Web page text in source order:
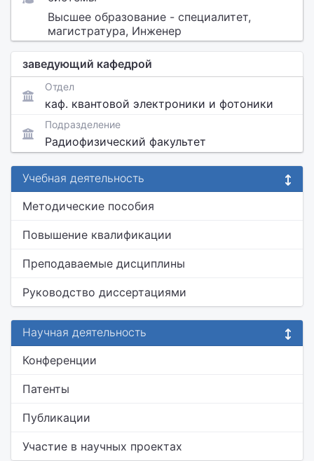
Высшее образование - специалитет,
магистратура, Инженер
заведующий кафедрой
Отдел
каф. квантовой электроники и фотоники
Подразделение
Радиофизический факультет
Учебная деятельность
Методические пособия
Повышение квалификации
Преподаваемые дисциплины
Руководство диссертациями
Научная деятельность
Конференции
Патенты
Публикации
Участие в научных проектах